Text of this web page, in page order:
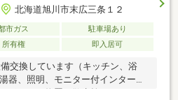
北海道旭川市末広三条１２
市ガス
駐車場あり
所有権 即入居可
交換しています（キッチン、浴
器、照明、モニター付インターホ